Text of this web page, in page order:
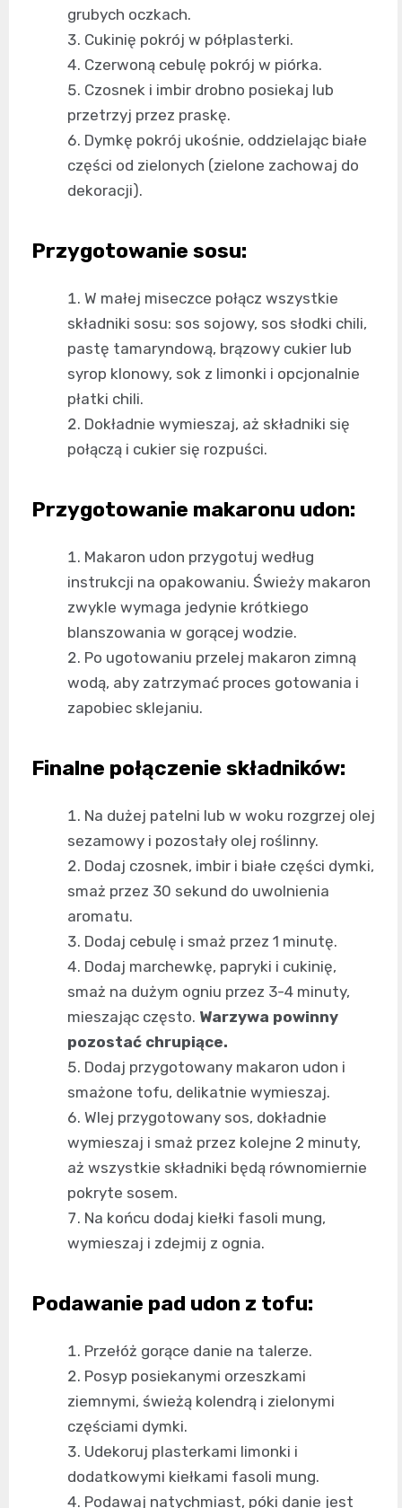
grubych oczkach.
Cukinię pokrój w półplasterki.
Czerwoną cebulę pokrój w piórka.
Czosnek i imbir drobno posiekaj lub
przetrzyj przez praskę.
Dymkę pokrój ukośnie, oddzielając białe
części od zielonych (zielone zachowaj do
dekoracji).
Przygotowanie sosu:
W małej miseczce połącz wszystkie
składniki sosu: sos sojowy, sos słodki chili,
pastę tamaryndową, brązowy cukier lub
syrop klonowy, sok z limonki i opcjonalnie
płatki chili.
Dokładnie wymieszaj, aż składniki się
połączą i cukier się rozpuści.
Przygotowanie makaronu udon:
Makaron udon przygotuj według
instrukcji na opakowaniu. Świeży makaron
zwykle wymaga jedynie krótkiego
blanszowania w gorącej wodzie.
Po ugotowaniu przelej makaron zimną
wodą, aby zatrzymać proces gotowania i
zapobiec sklejaniu.
Finalne połączenie składników:
Na dużej patelni lub w woku rozgrzej olej
sezamowy i pozostały olej roślinny.
Dodaj czosnek, imbir i białe części dymki,
smaż przez 30 sekund do uwolnienia
aromatu.
Dodaj cebulę i smaż przez 1 minutę.
Dodaj marchewkę, papryki i cukinię,
smaż na dużym ogniu przez 3-4 minuty,
mieszając często. Warzywa powinny
pozostać chrupiące.
Dodaj przygotowany makaron udon i
smażone tofu, delikatnie wymieszaj.
Wlej przygotowany sos, dokładnie
wymieszaj i smaż przez kolejne 2 minuty,
aż wszystkie składniki będą równomiernie
pokryte sosem.
Na końcu dodaj kiełki fasoli mung,
wymieszaj i zdejmij z ognia.
Podawanie pad udon z tofu:
Przełóż gorące danie na talerze.
Posyp posiekanymi orzeszkami
ziemnymi, świeżą kolendrą i zielonymi
częściami dymki.
Udekoruj plasterkami limonki i
dodatkowymi kiełkami fasoli mung.
Podawaj natychmiast, póki danie jest